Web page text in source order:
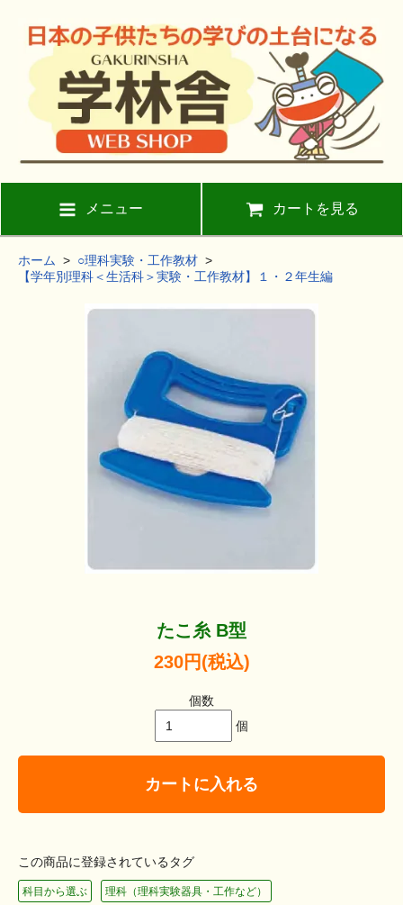
メニュー カートを見る
ホーム > ○理科実験・工作教材 >
【学年別理科＜生活科＞実験・工作教材】１・２年生編
たこ糸 B型
230円(税込)
個数
個
カートに入れる
この商品に登録されているタグ
科目から選ぶ 理科（理科実験器具・工作など）